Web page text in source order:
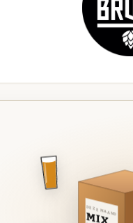
DEZE MAAND
MIX